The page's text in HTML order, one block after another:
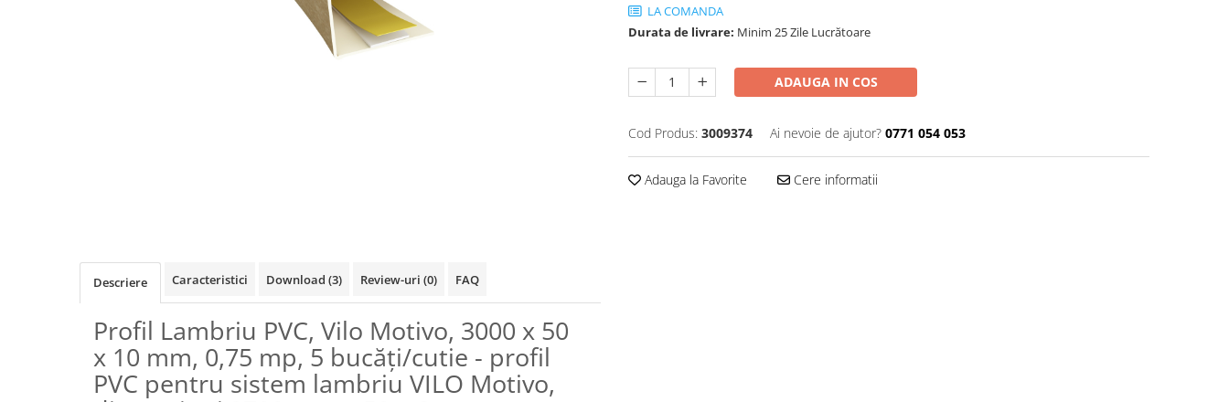
Panouri Decorative Premium
LA COMANDA
Durata de livrare: Minim 25 Zile Lucrătoare
ADAUGA IN COS
Cod Produs: 3009374 Ai nevoie de ajutor? 0771 054 053
Adauga la Favorite Cere informatii
Descriere Caracteristici Download (3) Review-uri (0) FAQ
Profil Lambriu PVC, Vilo Motivo, 3000 x 50
x 10 mm, 0,75 mp, 5 bucăți/cutie - profil
PVC pentru sistem lambriu VILO Motivo,